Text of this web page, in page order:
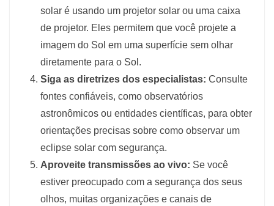
solar é usando um projetor solar ou uma caixa
de projetor. Eles permitem que você projete a
imagem do Sol em uma superfície sem olhar
diretamente para o Sol.
Siga as diretrizes dos especialistas: Consulte
fontes confiáveis, como observatórios
astronômicos ou entidades científicas, para obter
orientações precisas sobre como observar um
eclipse solar com segurança.
Aproveite transmissões ao vivo: Se você
estiver preocupado com a segurança dos seus
olhos, muitas organizações e canais de